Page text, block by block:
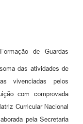
de Guardas
das atividades de
vivenciadas pelos
com comprovada
Curricular Nacional
pela Secretaria